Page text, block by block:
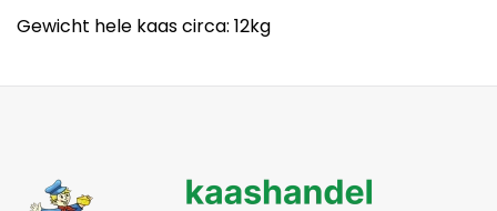
Gewicht hele kaas circa: 12kg